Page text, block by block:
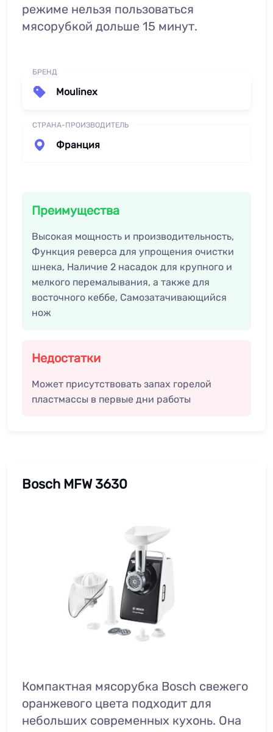
режиме нельзя пользоваться
мясорубкой дольше 15 минут.
БРЕНД
Moulinex
СТРАНА-ПРОИЗВОДИТЕЛЬ
Франция
Преимущества
Высокая мощность и производительность,
Функция реверса для упрощения очистки
шнека, Наличие 2 насадок для крупного и
мелкого перемалывания, а также для
восточного кеббе, Самозатачивающийся
нож
Недостатки
Может присутствовать запах горелой
пластмассы в первые дни работы
Bosch MFW 3630
Компактная мясорубка Bosch свежего
оранжевого цвета подходит для
небольших современных кухонь. Она